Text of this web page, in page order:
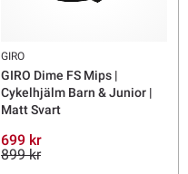
GIRO
GIRO Dime FS Mips |
Cykelhjälm Barn & Junior |
Matt Svart
699 kr
899 kr